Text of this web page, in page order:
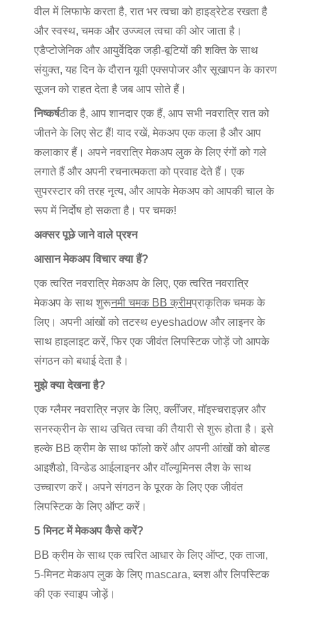
वील में लिफाफे करता है, रात भर त्वचा को हाइड्रेटेड रखता है
और स्वस्थ, चमक और उज्ज्वल त्वचा की ओर जाता है।
एडैप्टोजेनिक और आयुर्वेदिक जड़ी-बूटियों की शक्ति के साथ
संयुक्त, यह दिन के दौरान यूवी एक्सपोजर और सूखापन के कारण
सूजन को राहत देता है जब आप सोते हैं।
निष्कर्षठीक है, आप शानदार एक हैं, आप सभी नवरात्रि रात को
जीतने के लिए सेट हैं! याद रखें, मेकअप एक कला है और आप
कलाकार हैं। अपने नवरात्रि मेकअप लुक के लिए रंगों को गले
लगाते हैं और अपनी रचनात्मकता को प्रवाह देते हैं। एक
सुपरस्टार की तरह नृत्य, और आपके मेकअप को आपकी चाल के
रूप में निर्दोष हो सकता है। पर चमक!
अक्सर पूछे जाने वाले प्रश्न
आसान मेकअप विचार क्या हैं?
एक त्वरित नवरात्रि मेकअप के लिए, एक त्वरित नवरात्रि
मेकअप के साथ शुरूनमी चमक BB क्रीमप्राकृतिक चमक के
लिए। अपनी आंखों को तटस्थ eyeshadow और लाइनर के
साथ हाइलाइट करें, फिर एक जीवंत लिपस्टिक जोड़ें जो आपके
संगठन को बधाई देता है।
मुझे क्या देखना है?
एक ग्लैमर नवरात्रि नज़र के लिए, क्लींजर, मॉइस्चराइज़र और
सनस्क्रीन के साथ उचित त्वचा की तैयारी से शुरू होता है। इसे
हल्के BB क्रीम के साथ फॉलो करें और अपनी आंखों को बोल्ड
आइशैडो, विन्डेड आईलाइनर और वॉल्यूमिनस लैश के साथ
उच्चारण करें। अपने संगठन के पूरक के लिए एक जीवंत
लिपस्टिक के लिए ऑप्ट करें।
5 मिनट में मेकअप कैसे करें?
BB क्रीम के साथ एक त्वरित आधार के लिए ऑप्ट, एक ताजा,
5-मिनट मेकअप लुक के लिए mascara, ब्लश और लिपस्टिक
की एक स्वाइप जोड़ें।